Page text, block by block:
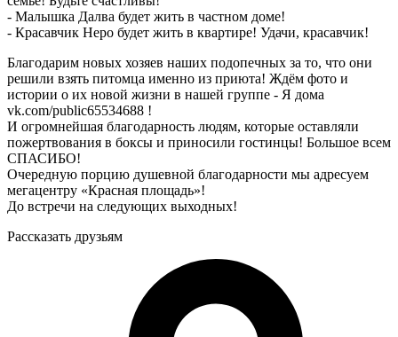
- Малышка Далва будет жить в частном доме!
- Красавчик Неро будет жить в квартире! Удачи, красавчик!
Благодарим новых хозяев наших подопечных за то, что они
решили взять питомца именно из приюта! Ждём фото и
истории о их новой жизни в нашей группе - Я дома
vk.com/public65534688 !
И огромнейшая благодарность людям, которые оставляли
пожертвования в боксы и приносили гостинцы! Большое всем
СПАСИБО!
Очередную порцию душевной благодарности мы адресуем
мегацентру «Красная площадь»!
До встречи на следующих выходных!
Рассказать друзьям